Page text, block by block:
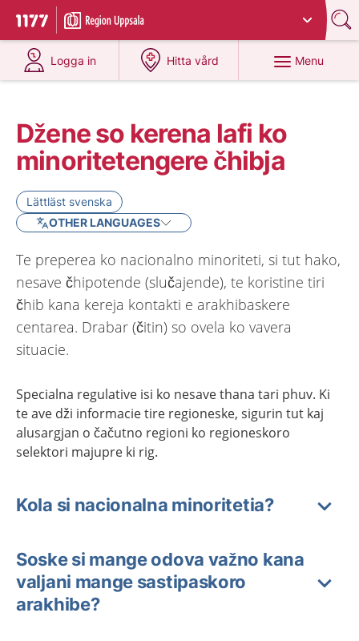
To start page for 1177
Du har valt region
Logga in
at 1177.se
Hitta vård
at 1177.se
Menu
Džene so kerena lafi ko
minoritetengere čhibja
Lättläst svenska
OTHER LANGUAGES
Te preperea ko nacionalno minoriteti, si tut hako,
nesave čhipotende (slučajende), te koristine tiri
čhib kana kereja kontakti e arakhibaskere
centarea. Drabar (čitin) so ovela ko vavera
situacie.
Specialna regulative isi ko nesave thana tari phuv. Ki
te ave dži informacie tire regioneske, sigurin tut kaj
alusargjan o čačutno regioni ko regioneskoro
selektori majupre ki rig.
Kola si nacionalna minoritetia?
Soske si mange odova važno kana
valjani mange sastipaskoro
arakhibe?